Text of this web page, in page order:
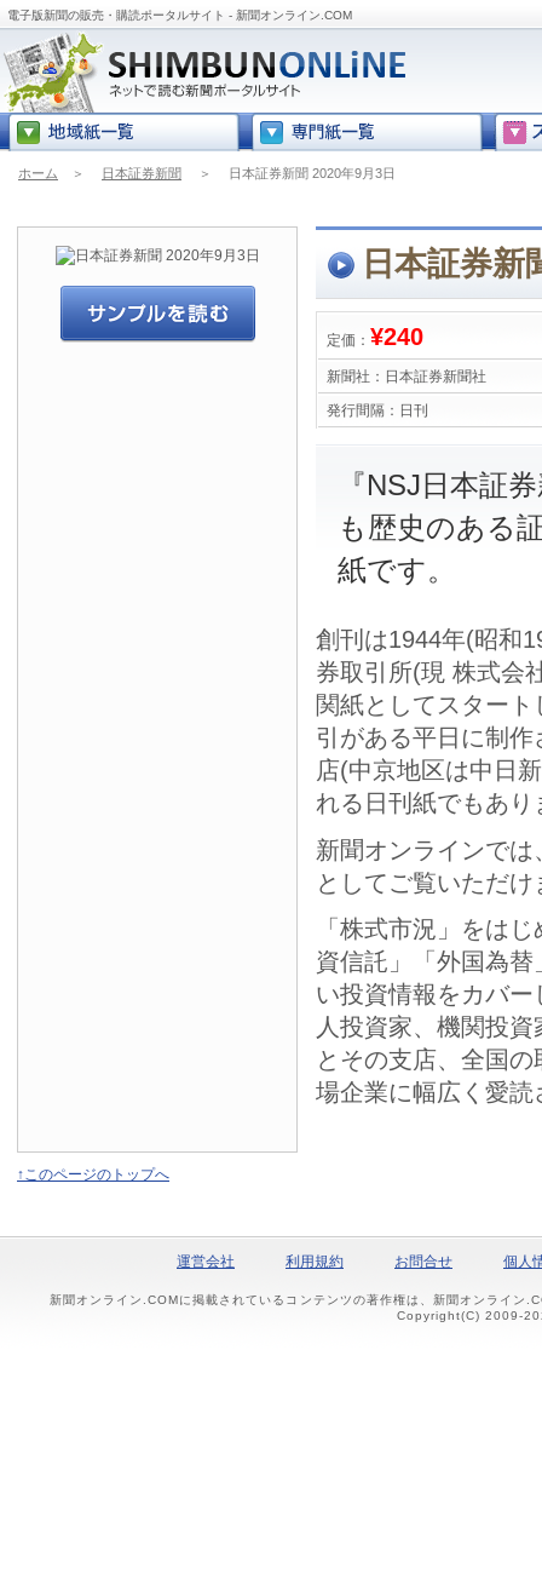
電子版新聞の販売・購読ポータルサイト - 新聞オンライン.COM
ホーム ＞ 日本証券新聞 ＞ 日本証券新聞 2020年9月3日
日本証券新
定価： ¥240
新聞社： 日本証券新聞社
発行間隔： 日刊
『NSJ日本証
も歴史のある
紙です。
創刊は1944年(昭和
券取引所(現 株式会
関紙としてスター
引がある平日に制
店(中京地区は中日
れる日刊紙でもあり
新聞オンラインで
としてご覧いただけ
「株式市況」をは
資信託」「外国為
い投資情報をカバ
人投資家、機関投
とその支店、全国
場企業に幅広く愛読
↑このページのトップへ
運営会社 利用規約 お問合せ 個人
新聞オンライン.COMに掲載されているコンテンツの著作権は、新聞オンライン
Copyright(C) 2009-